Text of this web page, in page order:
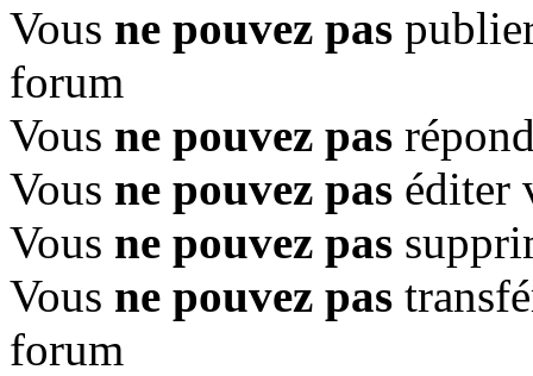
Vous ne pouvez pas
forum
Vous ne pouvez pas
Vous ne pouvez pas éditer
Vous ne pouvez pas
Vous ne pouvez pas
forum